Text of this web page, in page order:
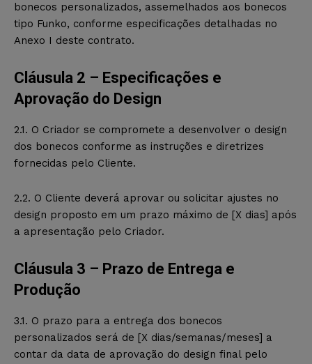
bonecos personalizados, assemelhados aos bonecos
tipo Funko, conforme especificações detalhadas no
Anexo I deste contrato.
Cláusula 2 – Especificações e
Aprovação do Design
2.1. O Criador se compromete a desenvolver o design
dos bonecos conforme as instruções e diretrizes
fornecidas pelo Cliente.
2.2. O Cliente deverá aprovar ou solicitar ajustes no
design proposto em um prazo máximo de [X dias] após
a apresentação pelo Criador.
Cláusula 3 – Prazo de Entrega e
Produção
3.1. O prazo para a entrega dos bonecos
personalizados será de [X dias/semanas/meses] a
contar da data de aprovação do design final pelo